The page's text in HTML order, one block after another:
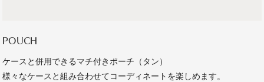
POUCH
ケースと併用できるマチ付きポーチ（タン）
様々なケースと組み合わせてコーディネートを楽しめます。